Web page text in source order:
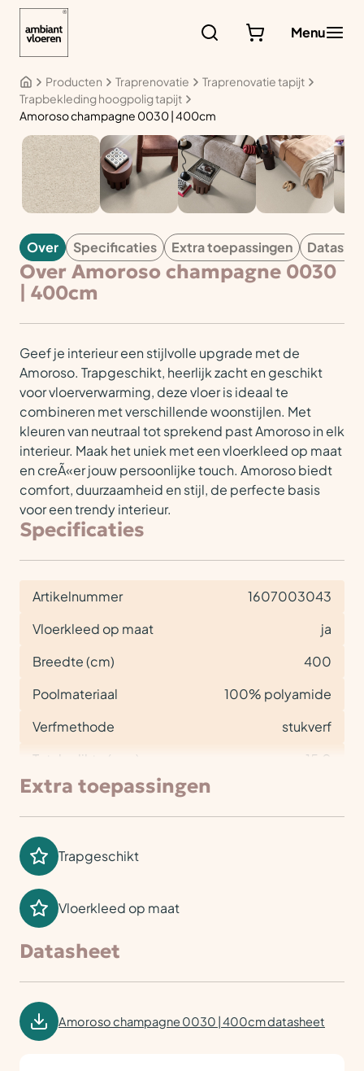
Menu
Producten Traprenovatie
Traprenovatie tapijt
Trapbekleding hoogpolig tapijt
Amoroso champagne 0030 | 400cm
TAPIJT
Over Specificaties Extra toepassingen
Over Amoroso champagne 0030
| 400cm
Geef je interieur een stijlvolle upgrade met de
Amoroso. Trapgeschikt, heerlijk zacht en geschikt
voor vloerverwarming, deze vloer is ideaal te
combineren met verschillende woonstijlen. Met
kleuren van neutraal tot sprekend past Amoroso in elk
interieur. Maak het uniek met een vloerkleed op maat
en creÃ«er jouw persoonlijke touch. Amoroso biedt
comfort, duurzaamheid en stijl, de perfecte basis
voor een trendy interieur.
Specificaties
Artikelnummer
1607003043
Vloerkleed op maat
ja
Breedte (cm)
400
Poolmateriaal
100% polyamide
Verfmethode
stukverf
Totale dikte (mm)
15,0
Extra toepassingen
Trapgeschikt
Vloerkleed op maat
Datasheet
Amoroso champagne 0030 | 400cm datasheet